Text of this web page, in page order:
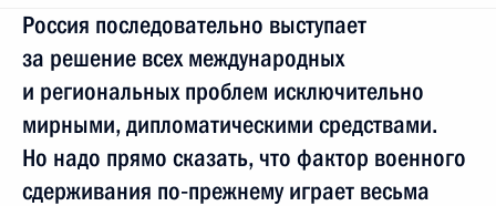
Россия последовательно выступает
за решение всех международных
и региональных проблем исключительно
мирными, дипломатическими средствами.
Но надо прямо сказать, что фактор военного
сдерживания по‑прежнему играет весьма